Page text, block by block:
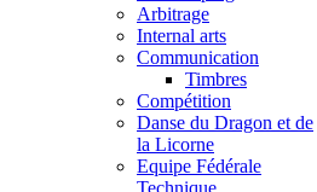
Arbitrage
Internal arts
Communication
Timbres
Compétition
Danse du Dragon et de
la Licorne
Equipe Fédérale
Technique